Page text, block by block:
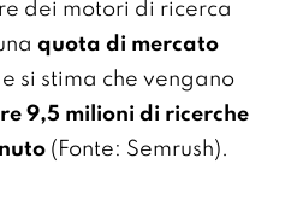
dei motori di ricerca
quota di mercato
e si stima che vengano
9,5 milioni di ricerche
(Fonte: Semrush).